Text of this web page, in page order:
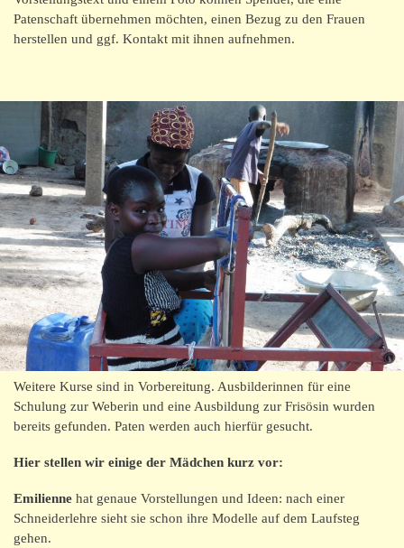
Patenschaft übernehmen möchten, einen Bezug zu den Frauen
herstellen und ggf. Kontakt mit ihnen aufnehmen.
Weitere Kurse sind in Vorbereitung. Ausbilderinnen für eine
Schulung zur Weberin und eine Ausbildung zur Frisösin wurden
bereits gefunden. Paten werden auch hierfür gesucht.
Hier stellen wir einige der Mädchen kurz vor:
Emilienne hat genaue Vorstellungen und Ideen: nach einer
Schneiderlehre sieht sie schon ihre Modelle auf dem Laufsteg
gehen.